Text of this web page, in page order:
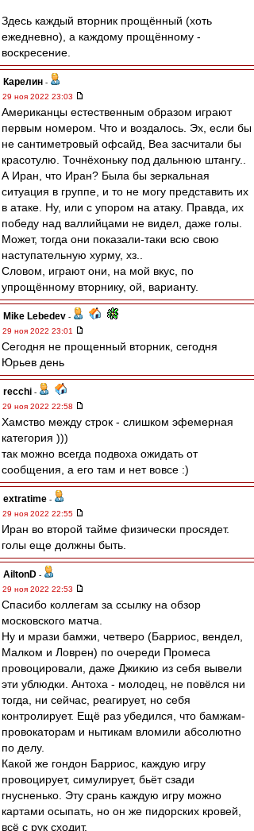
Здесь каждый вторник прощённый (хоть
ежедневно), а каждому прощённому -
воскресение.
Карелин -
29 ноя 2022 23:03
Американцы естественным образом играют
первым номером. Что и воздалось. Эх, если бы
не сантиметровый офсайд, Веа засчитали бы
красотулю. Точнёхоньку под дальнюю штангу..
А Иран, что Иран? Была бы зеркальная
ситуация в группе, и то не могу представить их
в атаке. Ну, или с упором на атаку. Правда, их
победу над валлийцами не видел, даже голы.
Может, тогда они показали-таки всю свою
наступательную хурму, хз..
Словом, играют они, на мой вкус, по
упрощённому вторнику, ой, варианту.
Mike Lebedev -
29 ноя 2022 23:01
Сегодня не прощенный вторник, сегодня
Юрьев день
recchi -
29 ноя 2022 22:58
Хамство между строк - слишком эфемерная
категория )))
так можно всегда подвоха ожидать от
сообщения, а его там и нет вовсе :)
extratime -
29 ноя 2022 22:55
Иран во второй тайме физически просядет.
голы еще должны быть.
AiltonD -
29 ноя 2022 22:53
Спасибо коллегам за ссылку на обзор
московского матча.
Ну и мрази бамжи, четверо (Барриос, вендел,
Малком и Ловрен) по очереди Промеса
провоцировали, даже Джикию из себя вывели
эти ублюдки. Антоха - молодец, не повёлся ни
тогда, ни сейчас, реагирует, но себя
контролирует. Ещё раз убедился, что бамжам-
провокаторам и нытикам вломили абсолютно
по делу.
Какой же гондон Барриос, каждую игру
провоцирует, симулирует, бьёт сзади
гнусненько. Эту срань каждую игру можно
картами осыпать, но он же пидорских кровей,
всё с рук сходит.